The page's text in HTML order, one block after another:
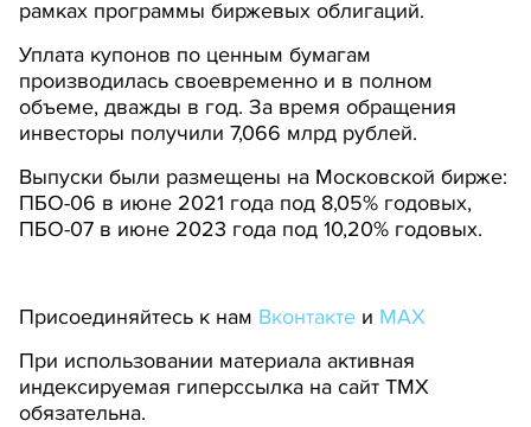
рамках программы биржевых облигаций.
Уплата купонов по ценным бумагам
производилась своевременно и в полном
объеме, дважды в год. За время обращения
инвесторы получили 7,066 млрд рублей.
Выпуски были размещены на Московской бирже:
ПБО-06 в июне 2021 года под 8,05% годовых,
ПБО-07 в июне 2023 года под 10,20% годовых.
Присоединяйтесь к нам Вконтакте и MAX
При использовании материала активная
индексируемая гиперссылка на сайт ТМХ
обязательна.